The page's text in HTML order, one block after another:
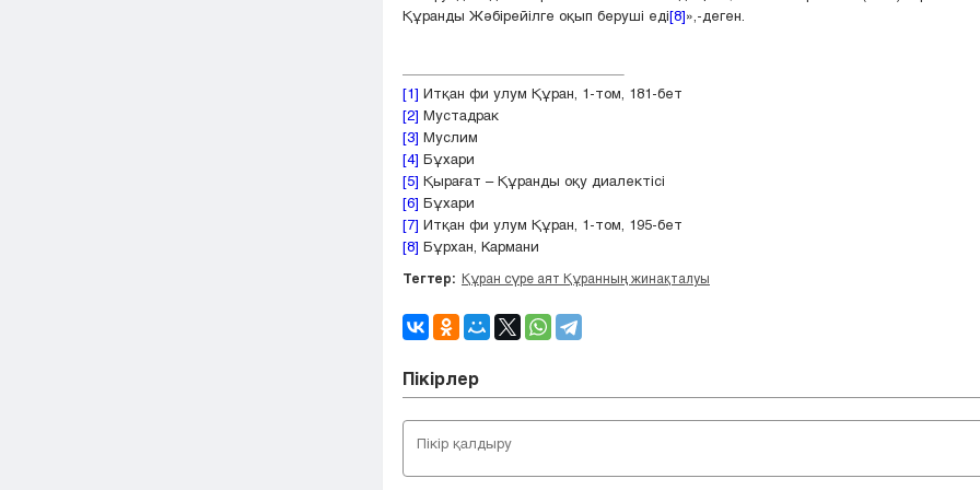
Құранды Жәбірейілге оқып беруші еді[8]»,-деген.
[1] Итқан фи улум Құран, 1-том, 181-бет
[2] Мустадрак
[3] Муслим
[4] Бұхари
[5] Қырағат – Құранды оқу диалектісі
[6] Бұхари
[7] Итқан фи улум Құран, 1-том, 195-бет
[8] Бұрхан, Кармани
Тегтер: Құран сүре аят Құранның жинақталуы
Пікірлер